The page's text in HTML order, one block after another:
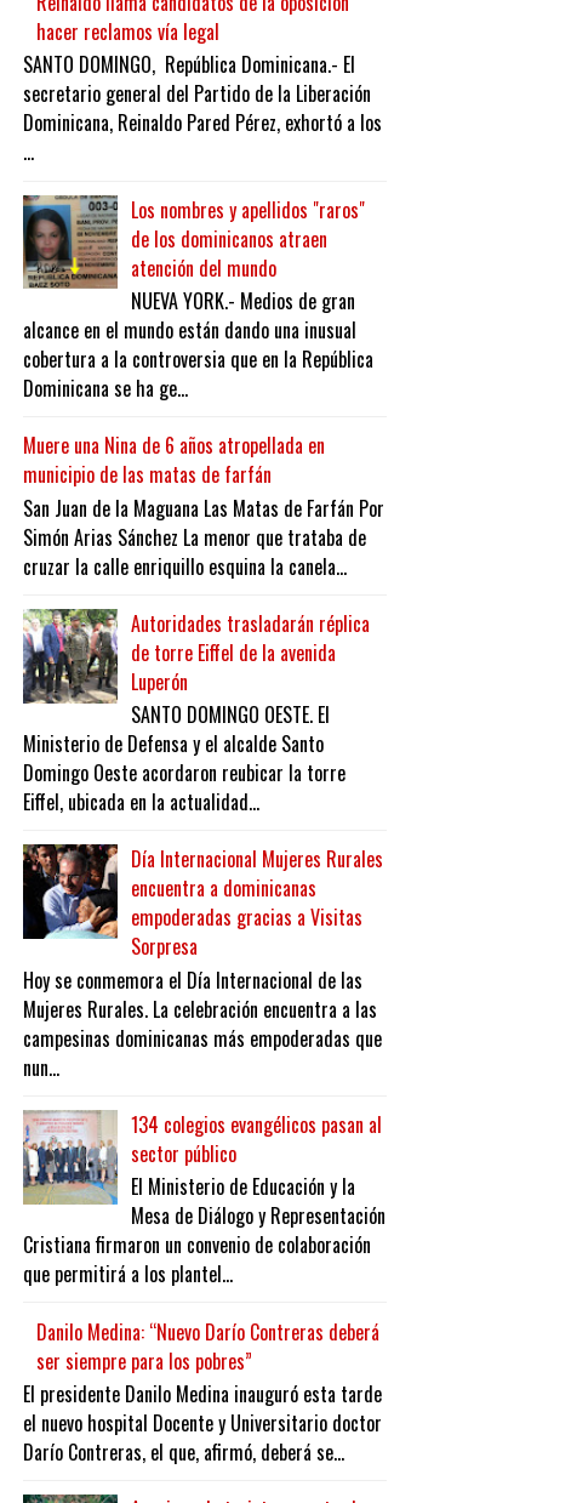
hacer reclamos vía legal
SANTO DOMINGO, República Dominicana.- El
secretario general del Partido de la Liberación
Dominicana, Reinaldo Pared Pérez, exhortó a los
...
Los nombres y apellidos "raros"
de los dominicanos atraen
atención del mundo
NUEVA YORK.- Medios de gran
alcance en el mundo están dando una inusual
cobertura a la controversia que en la República
Dominicana se ha ge...
Muere una Nina de 6 años atropellada en
municipio de las matas de farfán
San Juan de la Maguana Las Matas de Farfán Por
Simón Arias Sánchez La menor que trataba de
cruzar la calle enriquillo esquina la canela...
Autoridades trasladarán réplica
de torre Eiffel de la avenida
Luperón
SANTO DOMINGO OESTE. El
Ministerio de Defensa y el alcalde Santo
Domingo Oeste acordaron reubicar la torre
Eiffel, ubicada en la actualidad...
Día Internacional Mujeres Rurales
encuentra a dominicanas
empoderadas gracias a Visitas
Sorpresa
Hoy se conmemora el Día Internacional de las
Mujeres Rurales. La celebración encuentra a las
campesinas dominicanas más empoderadas que
nun...
134 colegios evangélicos pasan al
sector público
El Ministerio de Educación y la
Mesa de Diálogo y Representación
Cristiana firmaron un convenio de colaboración
que permitirá a los plantel...
Danilo Medina: “Nuevo Darío Contreras deberá
ser siempre para los pobres”
El presidente Danilo Medina inauguró esta tarde
el nuevo hospital Docente y Universitario doctor
Darío Contreras, el que, afirmó, deberá se...